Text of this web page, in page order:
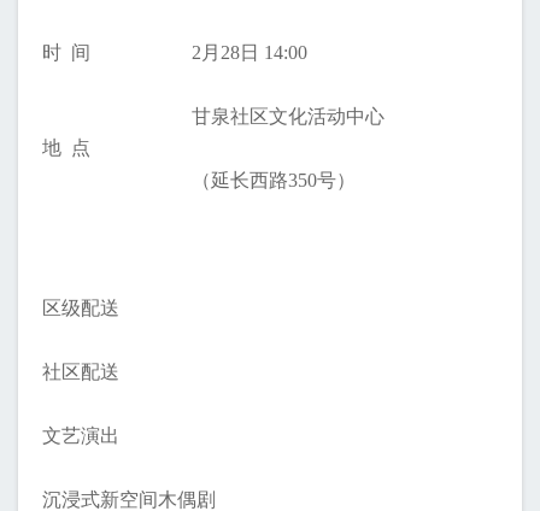
时 间 2月28日 14:00
地 点
甘泉社区文化活动中心
（延长西路350号）
区级配送
社区配送
文艺演出
沉浸式新空间木偶剧